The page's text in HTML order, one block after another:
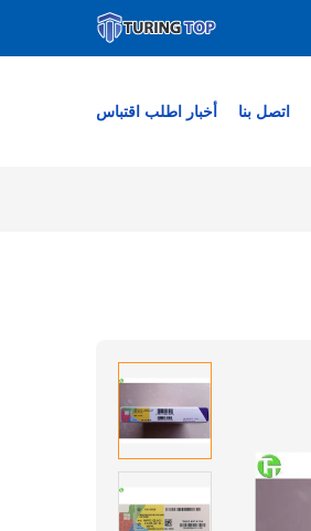
اتصل بنا أخبار اطلب اقتباس